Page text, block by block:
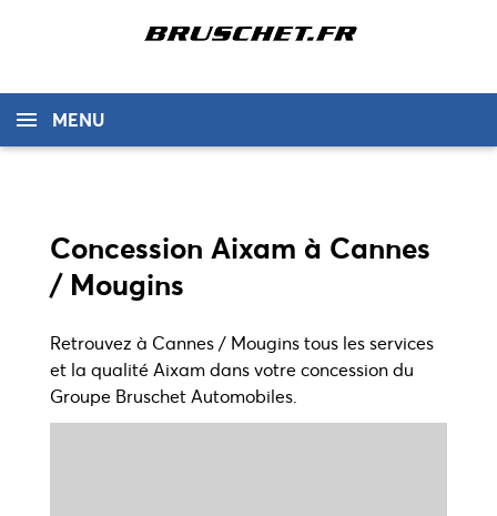
MENU
Concession Aixam à Cannes
/ Mougins
Retrouvez à Cannes / Mougins tous les services
et la qualité Aixam dans votre concession du
Groupe Bruschet Automobiles.